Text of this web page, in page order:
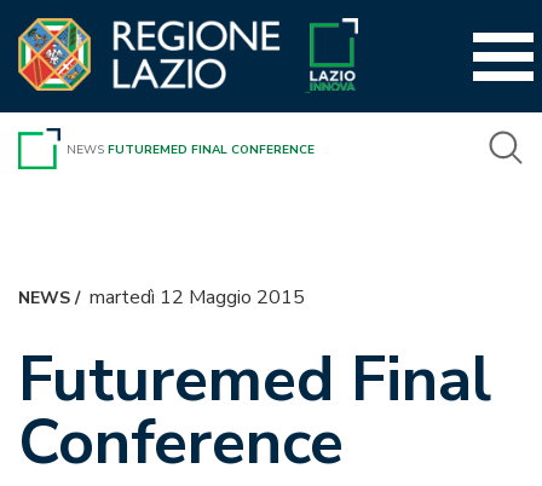
contenuto
NEWS FUTUREMED FINAL CONFERENCE
NEWS/ martedì 12 Maggio 2015
Futuremed Final
Conference